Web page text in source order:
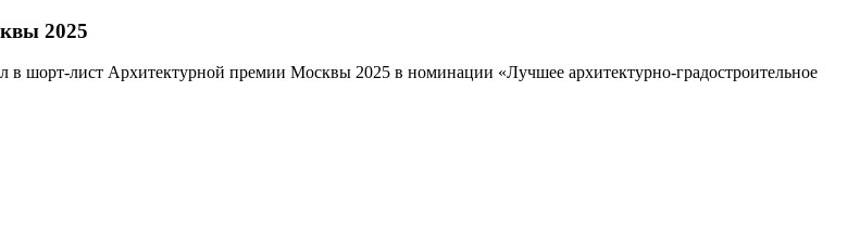
2025
шорт-лист Архитектурной премии Москвы 2025 в номинации «Лучшее архитектурно-градостроительное